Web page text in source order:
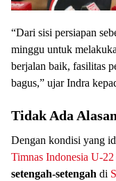
“Dari sisi persiapan
minggu untuk
berjalan baik, fasilitas
bagus,” ujar Indra
Tidak Ada
Dengan kondisi yang
Timnas Indonesia U-22
setengah-setengah di